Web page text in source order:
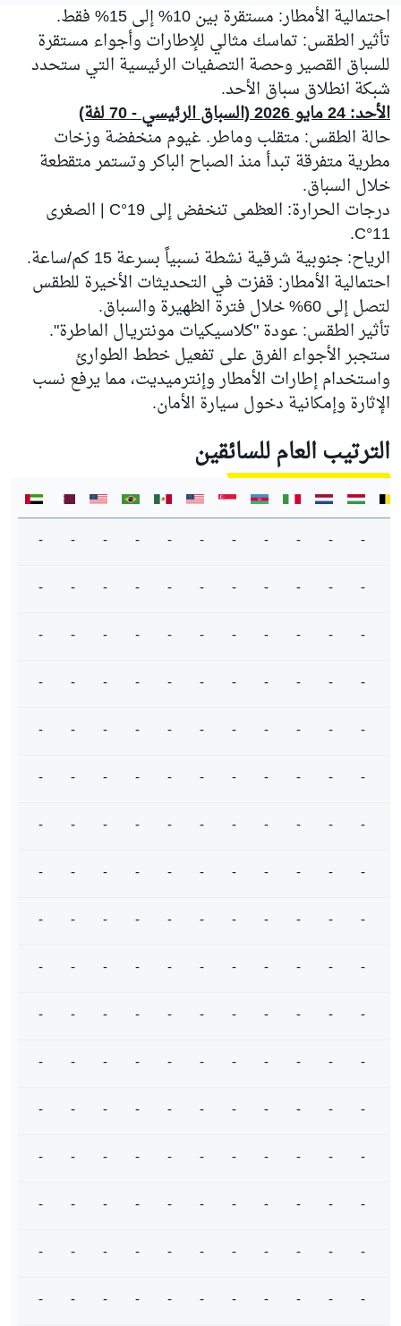
احتمالية الأمطار: مستقرة بين 10% إلى 15% فقط.
تأثير الطقس: تماسك مثالي للإطارات وأجواء مستقرة
للسباق القصير وحصة التصفيات الرئيسية التي ستحدد
شبكة انطلاق سباق الأحد.
الأحد: 24 مايو 2026 (السباق الرئيسي - 70 لفة)
حالة الطقس: متقلب وماطر. غيوم منخفضة وزخات
مطرية متفرقة تبدأ منذ الصباح الباكر وتستمر متقطعة
خلال السباق.
درجات الحرارة: العظمى تنخفض إلى 19°C | الصغرى
11°C.
الرياح: جنوبية شرقية نشطة نسبياً بسرعة 15 كم/ساعة.
احتمالية الأمطار: قفزت في التحديثات الأخيرة للطقس
لتصل إلى 60% خلال فترة الظهيرة والسباق.
تأثير الطقس: عودة "كلاسيكيات مونتريـال الماطرة".
ستجبر الأجواء الفرق على تفعيل خطط الطوارئ
واستخدام إطارات الأمطار وإنترميديت، مما يرفع نسب
الإثارة وإمكانية دخول سيارة الأمان.
الترتيب العام للسائقين
-
-
-
-
-
-
-
-
-
-
-
-
-
-
-
-
-
-
-
-
-
-
-
-
-
-
-
-
-
-
-
-
-
-
-
-
-
-
-
-
-
-
-
-
-
-
-
-
-
-
-
-
-
-
-
-
-
-
-
-
-
-
-
-
-
-
-
-
-
-
-
-
-
-
-
-
-
-
-
-
-
-
-
-
-
-
-
-
-
-
-
-
-
-
-
-
-
-
-
-
-
-
-
-
-
-
-
-
-
-
-
-
-
-
-
-
-
-
-
-
-
-
-
-
-
-
-
-
-
-
-
-
-
-
-
-
-
-
-
-
-
-
-
-
-
-
-
-
-
-
-
-
-
-
-
-
-
-
-
-
-
-
-
-
-
-
-
-
-
-
-
-
-
-
-
-
-
-
-
-
-
-
-
-
-
-
-